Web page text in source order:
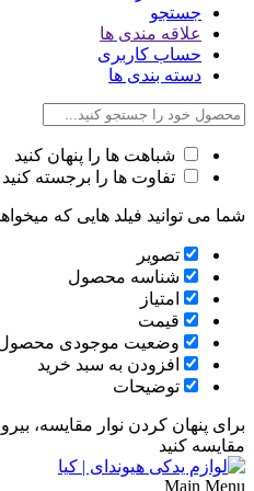
جستجو
علاقه مندی ها
حساب کاربری
دسته بندی ها
شباهت ها را پنهان کنید
تفاوت ها را برجسته کنید
شما می توانید فیلد هایی که
تصویر
شناسه محصول
امتیاز
قیمت
وضعیت موجودی
افزودن به سبد خرید
توضیحات
برای پنهان کردن نوار مقایسه،
مقایسه کنید
Main Menu